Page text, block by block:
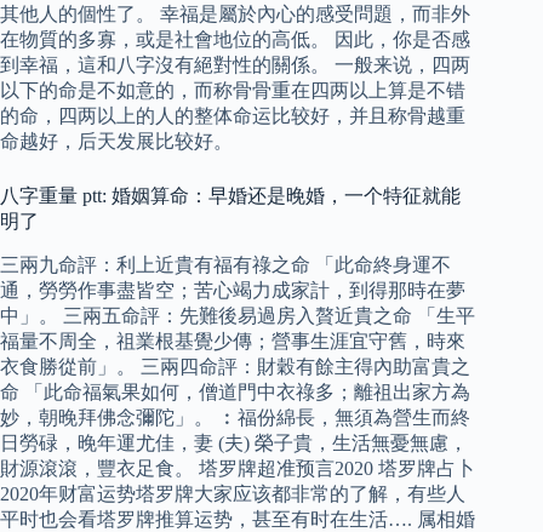
其他人的個性了。 幸福是屬於內心的感受問題，而非外
在物質的多寡，或是社會地位的高低。 因此，你是否感
到幸福，這和八字沒有絕對性的關係。 一般来说，四两
以下的命是不如意的，而称骨骨重在四两以上算是不错
的命，四两以上的人的整体命运比较好，并且称骨越重
命越好，后天发展比较好。
八字重量 ptt: 婚姻算命：早婚还是晚婚，一个特征就能
明了
三兩九命評：利上近貴有福有祿之命 「此命終身運不
通，勞勞作事盡皆空；苦心竭力成家計，到得那時在夢
中」。 三兩五命評：先難後易過房入贅近貴之命 「生平
福量不周全，祖業根基覺少傳；營事生涯宜守舊，時來
衣食勝從前」。 三兩四命評：財穀有餘主得內助富貴之
命 「此命福氣果如何，僧道門中衣祿多；離祖出家方為
妙，朝晚拜佛念彌陀」。 ︰福份綿長，無須為營生而終
日勞碌，晚年運尤佳，妻 (夫) 榮子貴，生活無憂無慮，
財源滾滾，豐衣足食。 塔罗牌超准预言2020 塔罗牌占卜
2020年财富运势塔罗牌大家应该都非常的了解，有些人
平时也会看塔罗牌推算运势，甚至有时在生活…. 属相婚